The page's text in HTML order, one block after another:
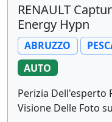
RENAULT
Energy Hypn
ABRUZZO
AUTO
Perizia Dell'esperto
Visione Delle Foto